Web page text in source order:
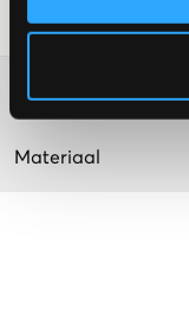
Laundry Advice:
Materiaal